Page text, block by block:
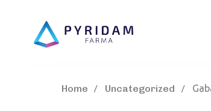
Home Uncategorized